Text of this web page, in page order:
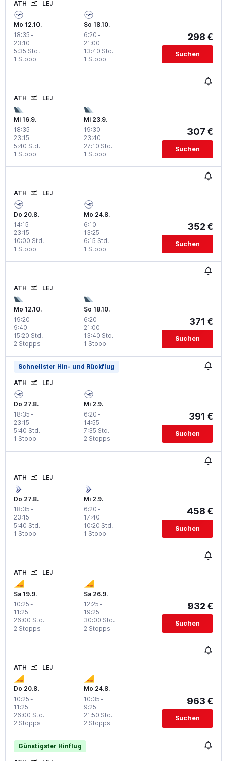
ATH LEJ
Mo 12.10.
18:35 -
23:10
1 Stopp
5:35 Std.
So 18.10.
6:20 -
21:00
1 Stopp
13:40 Std.
298 €
Suchen
ATH LEJ
Mi 16.9.
18:35 -
23:15
1 Stopp
5:40 Std.
Mi 23.9.
19:30 -
23:40
1 Stopp
27:10 Std.
307 €
Suchen
ATH LEJ
Do 20.8.
14:15 -
23:15
1 Stopp
10:00 Std.
Mo 24.8.
6:10 -
13:25
1 Stopp
6:15 Std.
352 €
Suchen
ATH LEJ
Mo 12.10.
19:20 -
9:40
2 Stopps
15:20 Std.
So 18.10.
6:20 -
21:00
1 Stopp
13:40 Std.
371 €
Suchen
Schnellster Hin- und Rückflug
ATH LEJ
Do 27.8.
18:35 -
23:15
1 Stopp
5:40 Std.
Mi 2.9.
6:20 -
14:55
2 Stopps
7:35 Std.
391 €
Suchen
ATH LEJ
Do 27.8.
18:35 -
23:15
1 Stopp
5:40 Std.
Mi 2.9.
6:20 -
17:40
1 Stopp
10:20 Std.
458 €
Suchen
ATH LEJ
Sa 19.9.
10:25 -
11:25
2 Stopps
26:00 Std.
Sa 26.9.
12:25 -
19:25
2 Stopps
30:00 Std.
932 €
Suchen
ATH LEJ
Do 20.8.
10:25 -
11:25
2 Stopps
26:00 Std.
Mo 24.8.
10:35 -
9:25
2 Stopps
21:50 Std.
963 €
Suchen
Günstigster Hinflug